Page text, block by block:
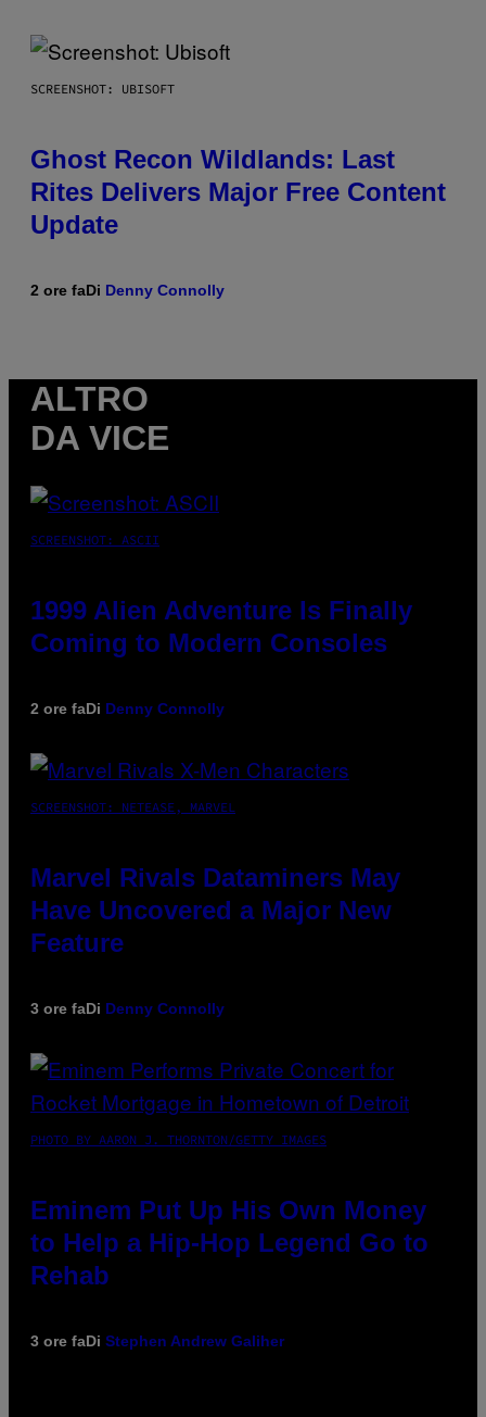
SCREENSHOT: UBISOFT
Ghost Recon Wildlands: Last
Rites Delivers Major Free Content
Update
2 ore faDi Denny Connolly
ALTRO
DA VICE
SCREENSHOT: ASCII
1999 Alien Adventure Is Finally
Coming to Modern Consoles
2 ore faDi Denny Connolly
SCREENSHOT: NETEASE, MARVEL
Marvel Rivals Dataminers May
Have Uncovered a Major New
Feature
3 ore faDi Denny Connolly
PHOTO BY AARON J. THORNTON/GETTY IMAGES
Eminem Put Up His Own Money
to Help a Hip-Hop Legend Go to
Rehab
3 ore faDi Stephen Andrew Galiher